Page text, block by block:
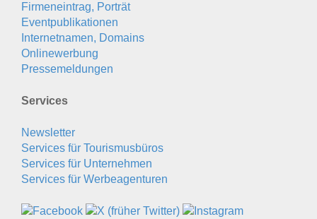
Firmeneintrag, Porträt
Eventpublikationen
Internetnamen, Domains
Onlinewerbung
Pressemeldungen
Services
Newsletter
Services für Tourismusbüros
Services für Unternehmen
Services für Werbeagenturen